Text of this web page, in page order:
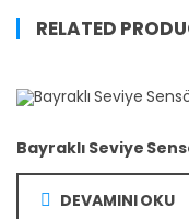
RELATED
Bayraklı Seviye
DEVAMINI OKU